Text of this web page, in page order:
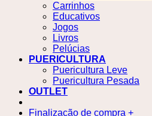
Carrinhos
Educativos
Jogos
Livros
Pelúcias
PUERICULTURA
Puericultura Leve
Puericultura Pesada
OUTLET
Finalização de compra +